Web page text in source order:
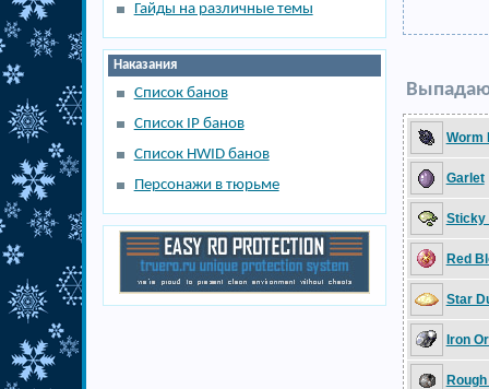
Гайды на различные темы
Наказания
Список банов
Список IP банов
Список HWID банов
Персонажи в тюрьме
Worm
Garlet
Sticky
Red
Star
Iron